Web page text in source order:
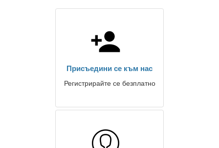
Присъедини се към нас
Регистрирайте се безплатно